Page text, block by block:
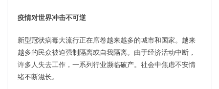
疫情对世界冲击不可逆
新型冠状病毒大流行正在席卷越来越多的城市和国家。越来
越多的民众被迫强制隔离或自我隔离。由于经济活动中断，
许多人失去工作，一系列行业濒临破产。社会中焦虑不安情
绪不断滋长。